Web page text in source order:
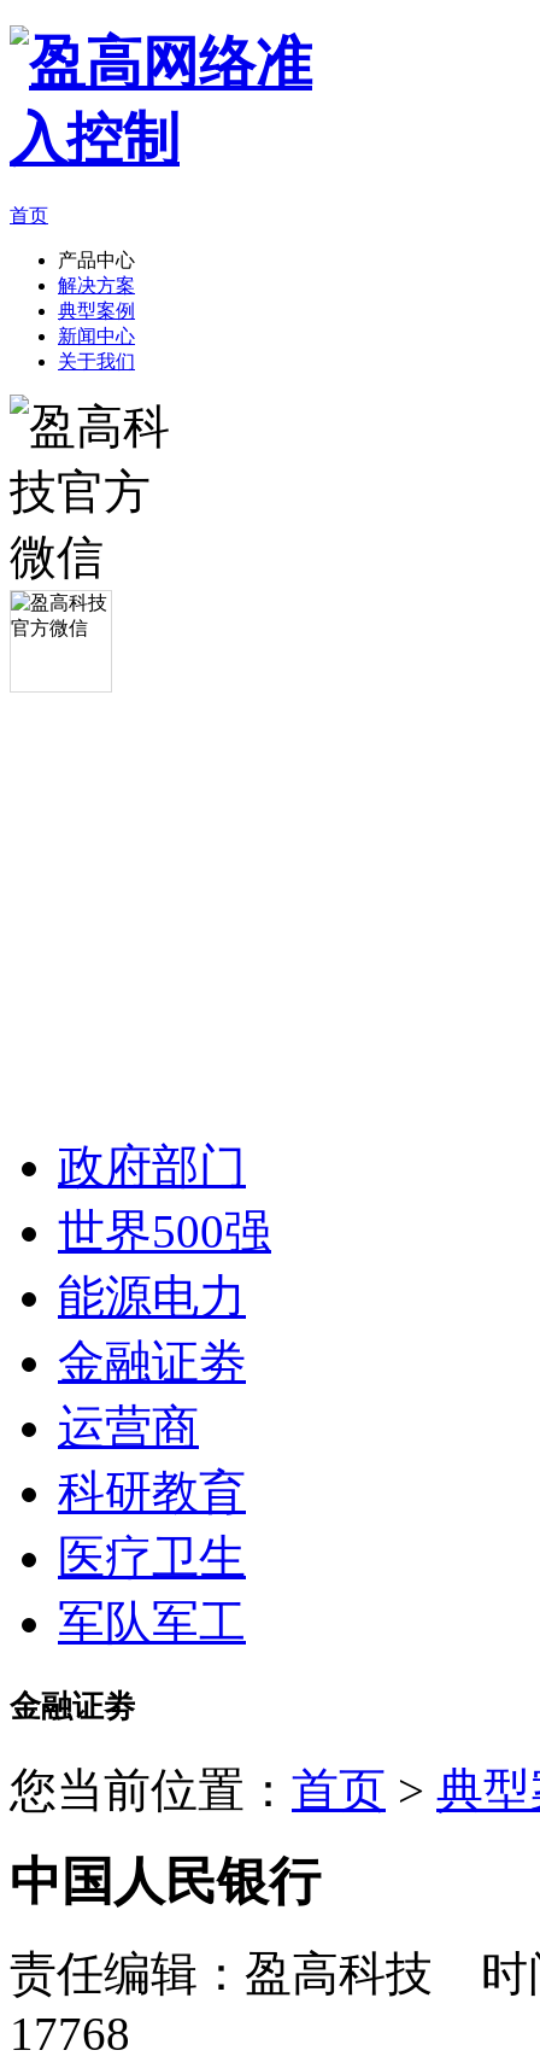
首页
产品中心
解决方案
典型案例
新闻中心
关于我们
政府部门
世界500强
能源电力
金融证劵
运营商
科研教育
医疗卫生
军队军工
金融证劵
您当前位置： 首页 > 典
中国人民银行
责任编辑：盈高科技 时
17768